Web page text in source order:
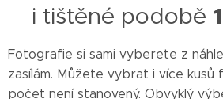
i tištěné podobě
Fotografie si sami vyberete z
zasílám. Můžete vybrat i více kusů
počet není stanovený. Obvyklý